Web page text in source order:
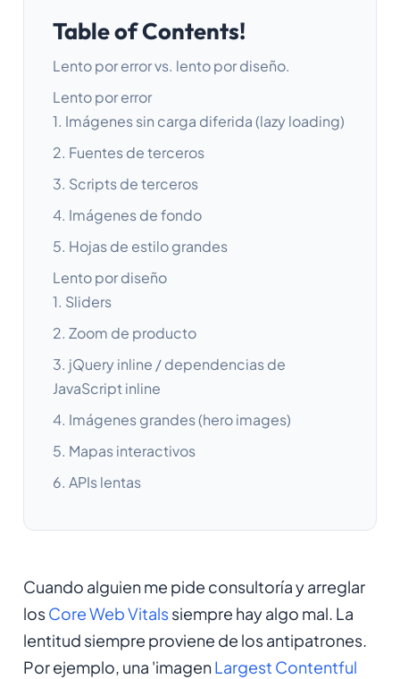
Table of Contents!
Lento por error vs. lento por diseño.
Lento por error
1. Imágenes sin carga diferida (lazy loading)
2. Fuentes de terceros
3. Scripts de terceros
4. Imágenes de fondo
5. Hojas de estilo grandes
Lento por diseño
1. Sliders
2. Zoom de producto
3. jQuery inline / dependencias de
JavaScript inline
4. Imágenes grandes (hero images)
5. Mapas interactivos
6. APIs lentas
Cuando alguien me pide consultoría y arreglar
losCore Web Vitalssiempre hay algo mal. La
lentitud siempre proviene de los antipatrones.
Por ejemplo, una 'imagenLargest Contentful